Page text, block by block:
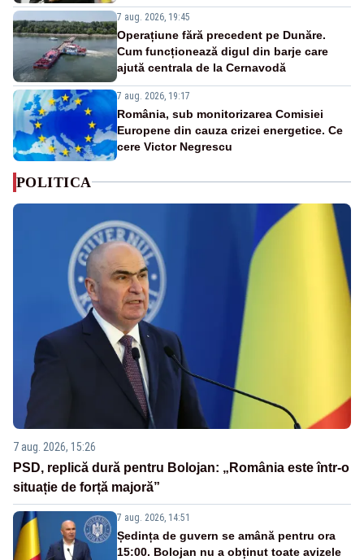
7 aug. 2026, 19:45
Operațiune fără precedent pe Dunăre.
Cum funcționează digul din barje care
ajută centrala de la Cernavodă
7 aug. 2026, 19:17
România, sub monitorizarea Comisiei
Europene din cauza crizei energetice. Ce
cere Victor Negrescu
POLITICA
7 aug. 2026, 15:26
PSD, replică dură pentru Bolojan: „România este într-o
situație de forță majoră”
7 aug. 2026, 14:51
Ședința de guvern se amână pentru ora
15:00. Bolojan nu a obținut toate avizele